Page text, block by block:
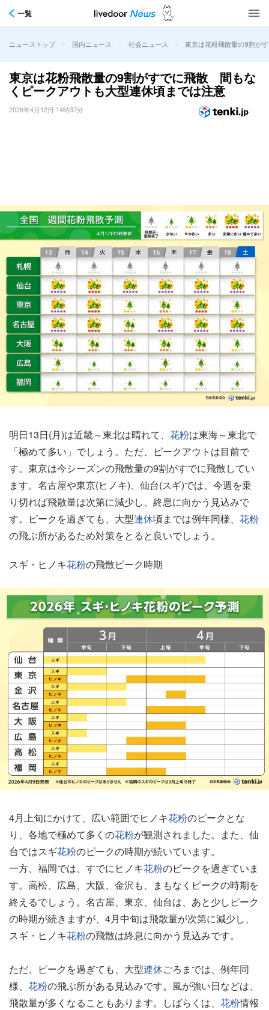
一覧
ニューストップ > 国内ニュース > 社会ニュース > 東京は花粉飛散量の9割が
東京は花粉飛散量の9割がすでに飛散 間もな
くピークアウトも大型連休頃までは注意
2026年4月12日 14時37分
明日13日(月)は近畿～東北は晴れて、 花粉は東海～東北で
「極めて多い」でしょう。ただ、ピークアウトは目前で
す。東京は今シーズンの飛散量の9割がすでに飛散してい
ます。名古屋や東京(ヒノキ)、仙台(スギ)では、今週を乗
り切れば飛散量は次第に減少し、終息に向かう見込みで
す。ピークを過ぎても、大型連休頃までは例年同様、 花粉
の飛ぶ所があるため対策をとると良いでしょう。
スギ・ヒノキ花粉の飛散ピーク時期
4月上旬にかけて、広い範囲でヒノキ花粉のピークとな
り、各地で極めて多くの花粉が観測されました。また、仙
台ではスギ花粉のピークの時期が続いています。
一方、福岡では、すでにヒノキ花粉のピークを過ぎていま
す。高松、広島、大阪、金沢も、まもなくピークの時期を
終えるでしょう。名古屋、東京、仙台は、あと少しピーク
の時期が続きますが、4月中旬は飛散量が次第に減少し、
スギ・ヒノキ花粉の飛散は終息に向かう見込みです。
ただ、ピークを過ぎても、大型連休ごろまでは、例年同
様、 花粉の飛ぶ所がある見込みです。風が強い日などは、
飛散量が多くなることもあります。しばらくは、 花粉情報